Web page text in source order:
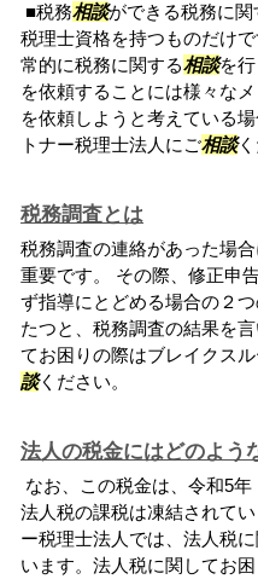
■税務相談ができる税務に関
税理士資格を持つものだけ
常的に税務に関する相談を
を依頼することには様々な
を依頼しようと考えている
トナー税理士法人にご相談く
税務調査とは
税務調査の連絡があった場
重要です。 その際、修正申
ず指導にとどめる場合の２
たつと、税務調査の結果を
てお困りの際はブレイクス
談ください。
法人の税金にはどのよう
なお、この税金は、令和5年
法人税の課税は凍結されて
ー税理士法人では、法人税
います。法人税に関してお